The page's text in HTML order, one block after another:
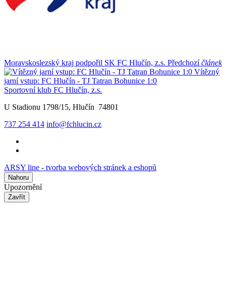
Moravskoslezský kraj podpořil SK FC Hlučín, z.s. Předchozíčlánek
Vítězný
jarní vstup: FC Hlučín - TJ Tatran Bohunice 1:0
Sportovní klub FC Hlučín, z.s.
U Stadionu 1798/15, Hlučín 74801
737 254 414 info@fchlucin.cz
ARSY line - tvorba webových stránek a eshopů
Nahoru
Upozornění
Zavřít